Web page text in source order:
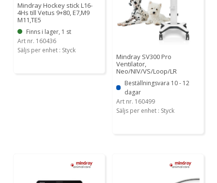
Mindray Hockey stick L16-
4Hs till Vetus 9+80, E7,M9
M11,TE5
Finns i lager, 1 st
Art nr. 160436
Säljs per enhet : Styck
Mindray SV300 Pro
Ventilator,
Neo/NIV/VS/Loop/LR
Beställningsvara 10 - 12
dagar
Art nr. 160499
Säljs per enhet : Styck